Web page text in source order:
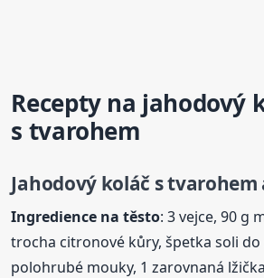
Recepty na jahodový
s tvarohem
Jahodový koláč s tvarohem
Ingredience na těsto: 3 vejce, 90 g
trocha citronové kůry, špetka soli do
polohrubé mouky, 1 zarovnaná